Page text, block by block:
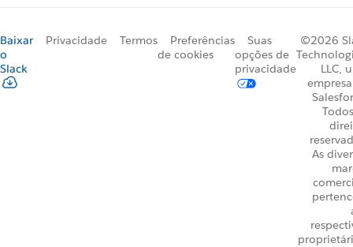
Baixar
o
Slack
Privacidade Termos
Preferências
de cookies
Suas
opções de
privacidade
©2026
LLC,
As